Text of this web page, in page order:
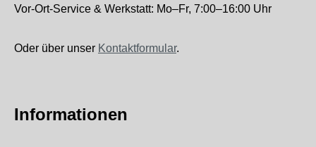
Vor-Ort-Service & Werkstatt: Mo–Fr, 7:00–16:00 Uhr
Oder über unser Kontaktformular.
Informationen